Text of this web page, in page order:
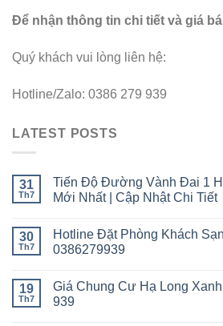
Để nhận thông tin chi tiết và giá
Quý khách vui lòng liên hệ:
Hotline/Zalo: 0386 279 939
LATEST POSTS
31
Th7
Tiến Độ Đường Vành Đai 1
Mới Nhất | Cập Nhật Chi Tiết
30
Th7
Hotline Đặt Phòng Khách
0386279939
19
Th7
Giá Chung Cư Hạ Long
939